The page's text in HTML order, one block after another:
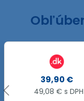
DPH